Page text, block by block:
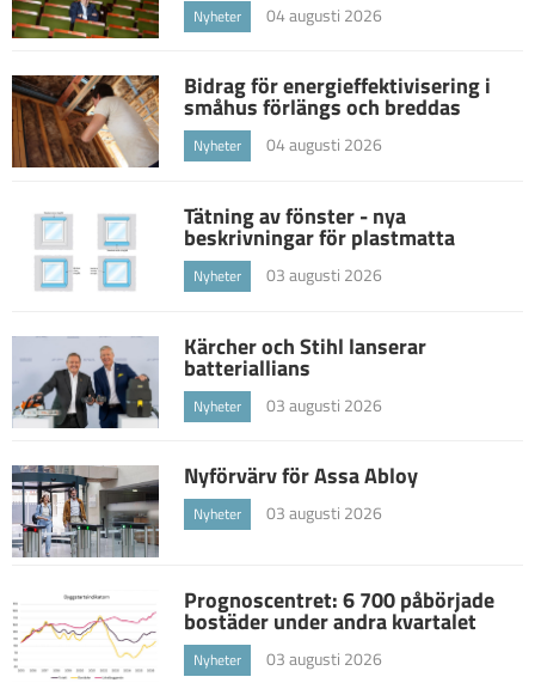
Nyheter 04 augusti 2026
Bidrag för energieffektivisering i
småhus förlängs och breddas
Nyheter 04 augusti 2026
Tätning av fönster - nya
beskrivningar för plastmatta
Nyheter 03 augusti 2026
Kärcher och Stihl lanserar
batteriallians
Nyheter 03 augusti 2026
Nyförvärv för Assa Abloy
Nyheter 03 augusti 2026
Prognoscentret: 6 700 påbörjade
bostäder under andra kvartalet
Nyheter 03 augusti 2026